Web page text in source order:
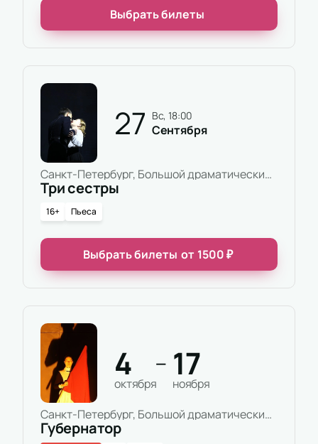
Выбрать билеты
27 вс, 18:00
Сентября
Санкт-Петербург, Большой драматический театр имени Г.А.Товстоногова, Основная сцена
Три сестры
16+ Пьеса
Выбрать билеты от 1500₽
4
октября
— 17
ноября
Санкт-Петербург, Большой драматический театр имени Г.А.Товстоногова, Основная сцена
Губернатор